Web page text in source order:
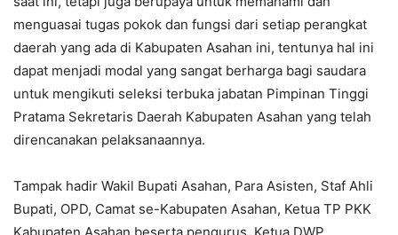
menguasai tugas pokok dan fungsi dari setiap perangkat
daerah yang ada di Kabupaten Asahan ini, tentunya hal ini
dapat menjadi modal yang sangat berharga bagi saudara
untuk mengikuti seleksi terbuka jabatan Pimpinan Tinggi
Pratama Sekretaris Daerah Kabupaten Asahan yang telah
direncanakan pelaksanaannya.
Tampak hadir Wakil Bupati Asahan, Para Asisten, Staf Ahli
Bupati, OPD, Camat se-Kabupaten Asahan, Ketua TP PKK